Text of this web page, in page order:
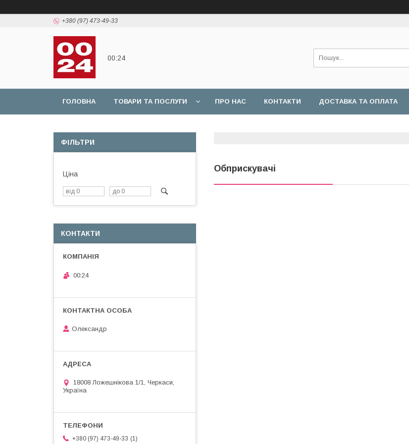
+380 (97) 473-49-33
00:24
ГОЛОВНА ТОВАРИ ТА ПОСЛУГИ ПРО НАС КОНТАКТИ ДОСТАВКА ТА ОПЛАТА
Обприскувачі
ФІЛЬТРИ
Ціна
КОНТАКТИ
00:24
Олександр
18008 Ложешнікова 1/1, Черкаси,
Україна
+380 (97) 473-49-33 1